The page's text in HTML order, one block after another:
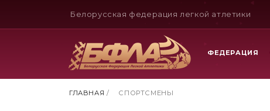
Белорусская федерация легкой атлетики
ФЕДЕРАЦИЯ
ГЛАВНАЯ / СПОРТСМЕНЫ